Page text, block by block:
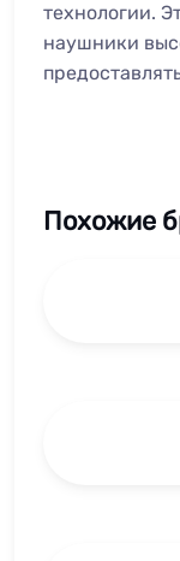
технологии.
наушники
Похожие